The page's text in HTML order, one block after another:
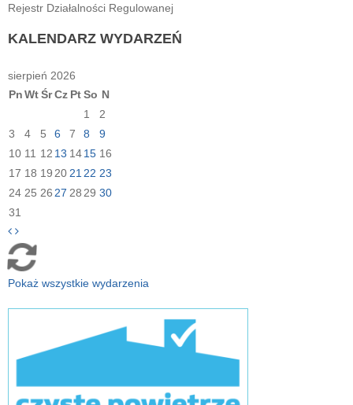
Rejestr Działalności Regulowanej
KALENDARZ WYDARZEŃ
sierpień 2026
PnWtŚrCz PtSo N
1
2
3
4 5 6 7 8
9
10 11 12 13 1415 16
17 18 19 20 21 22 23
24 25 26 27 28 29 30
31
Pokaż wszystkie wydarzenia